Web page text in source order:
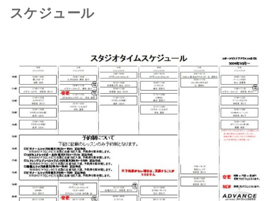
スケジュール